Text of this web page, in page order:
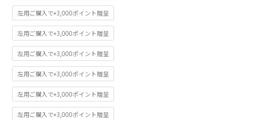
左用ご購入で+3,000ポイント贈呈
左用ご購入で+3,000ポイント贈呈
左用ご購入で+3,000ポイント贈呈
左用ご購入で+3,000ポイント贈呈
左用ご購入で+3,000ポイント贈呈
左用ご購入で+3,000ポイント贈呈